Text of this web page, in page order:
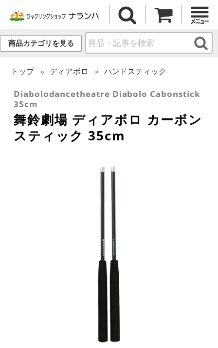
商品カテゴリを見る
トップ ディアボロ ハンドスティック
Diabolodancetheatre Diabolo Cabonstick
35cm
舞鈴劇場 ディアボロ カーボン
スティック 35cm